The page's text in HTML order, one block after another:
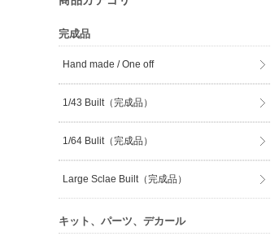
完成品
Hand made / One off
1/43 Built（完成品）
1/64 Bulit（完成品）
Large Sclae Built（完成品）
キット、パーツ、デカール